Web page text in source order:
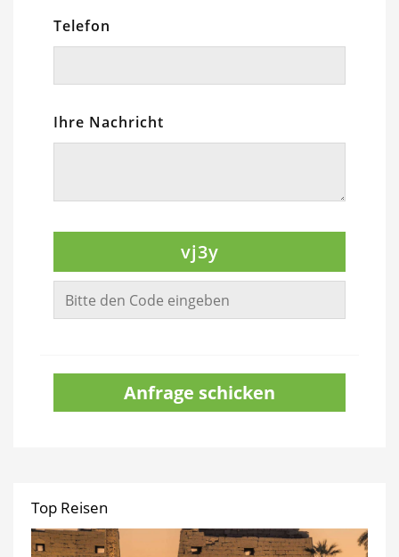
Telefon
Ihre Nachricht
vj3y
Anfrage schicken
Top Reisen